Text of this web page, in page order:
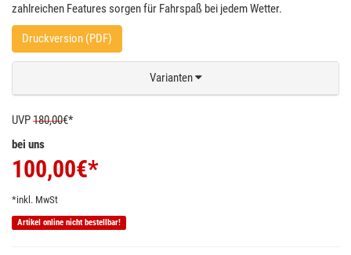
zahlreichen Features sorgen für Fahrspaß bei jedem Wetter.
Druckversion (PDF)
Varianten
UVP180,00€*
bei uns
100,00€*
*inkl. MwSt
Artikel online nicht bestellbar!